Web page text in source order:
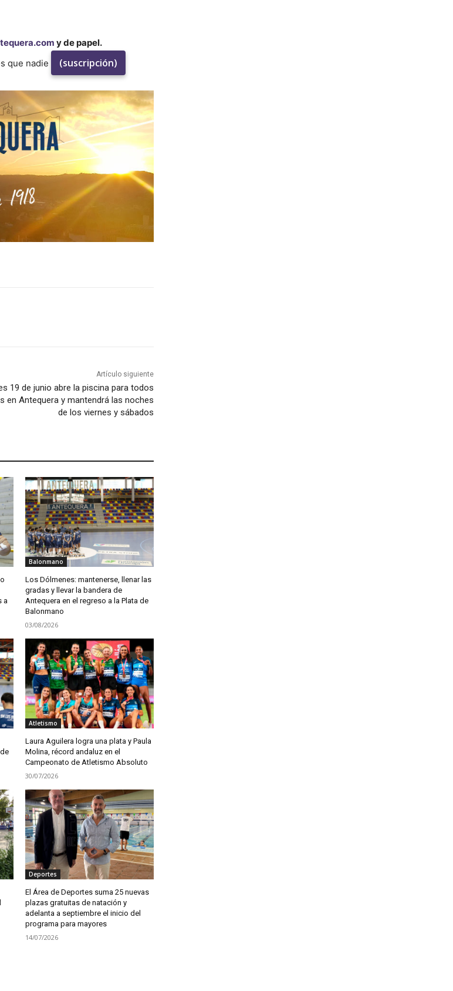
y de papel.
que nadie
(suscripción)
Artículo siguiente
19 de junio abre la piscina para todos
en Antequera y mantendrá las noches
de los viernes y sábados
a
Balonmano
Los Dólmenes: mantenerse, llenar las
gradas y llevar la bandera de
Antequera en el regreso a la Plata de
Balonmano
03/08/2026
Atletismo
Laura Aguilera logra una plata y Paula
Molina, récord andaluz en el
Campeonato de Atletismo Absoluto
30/07/2026
Deportes
El Área de Deportes suma 25 nuevas
plazas gratuitas de natación y
adelanta a septiembre el inicio del
programa para mayores
14/07/2026